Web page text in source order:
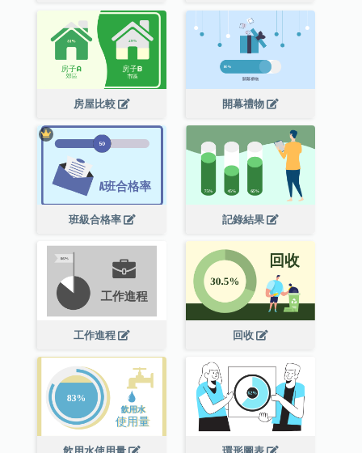
房屋比較 開幕禮物
班級合格率 記錄結果
工作進程 回收